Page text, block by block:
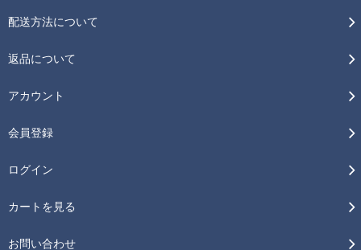
配送方法について
返品について
アカウント
会員登録
ログイン
カートを見る
お問い合わせ